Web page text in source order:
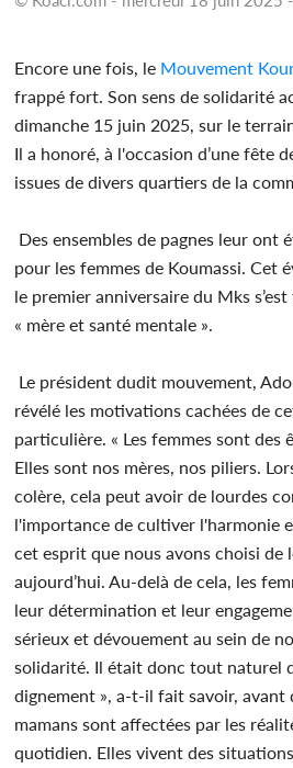
Encore une fois, le Mouvement
frappé fort. Son sens de solidarité
dimanche 15 juin 2025, sur le
Il a honoré, à l'occasion d’une fête
issues de divers quartiers de la
Des ensembles de pagnes leur ont
pour les femmes de Koumassi. Cet
le premier anniversaire du Mks
« mère et santé mentale ».
Le président dudit mouvement,
révélé les motivations cachées de
particulière. « Les femmes sont des
Elles sont nos mères, nos piliers.
colère, cela peut avoir de lourdes
l'importance de cultiver l'harmonie
cet esprit que nous avons choisi de
aujourd’hui. Au-delà de cela, les
leur détermination et leur
sérieux et dévouement au sein de
solidarité. Il était donc tout naturel
dignement », a-t-il fait savoir, avant
mamans sont affectées par les
quotidien. Elles vivent des